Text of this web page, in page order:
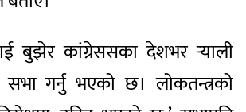
बुझेर कांग्रेससका देशभर र्‍याली
गर्नु भएको छ। लोकतन्त्रको